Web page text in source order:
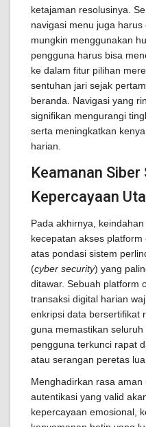
ketajaman resolusinya.
navigasi menu juga
mungkin menggunakan
pengguna harus bisa
ke dalam fitur pilihan
sentuhan jari sejak
beranda. Navigasi yang
signifikan mengurangi
serta meningkatkan
harian.
Keamanan
Kepercayaan
Pada akhirnya,
kecepatan akses
atas pondasi sistem
(cyber security) yang
ditawar. Sebuah platform
transaksi digital harian
enkripsi data bersertifikat
guna memastikan
pengguna terkunci rapat
atau serangan peretas
Menghadirkan rasa
autentikasi yang valid
kepercayaan emosional,